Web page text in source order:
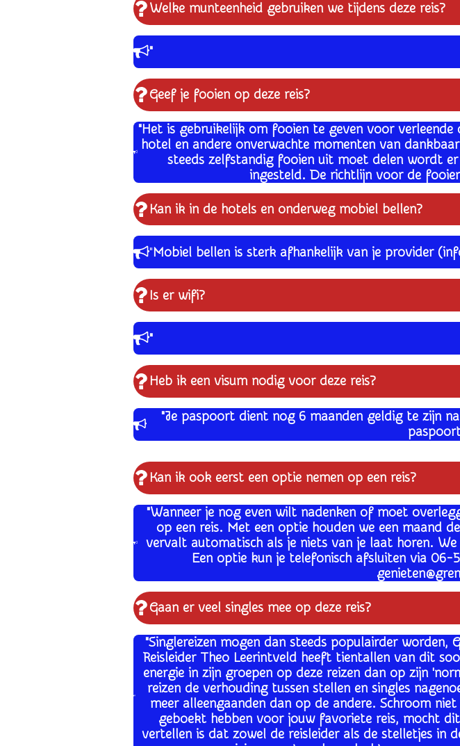
Welke munteenheid gebruiken we tijdens deze reis?
"
Geef je fooien op deze reis?
"Het is gebruikelijk om fooien te geven voor
hotel en andere onverwachte momenten van
steeds zelfstandig fooien uit moet delen wordt
ingesteld. De richtlijn voor de
Kan ik in de hotels en onderweg mobiel bellen?
"Mobiel bellen is sterk afhankelijk van je provider
Is er wifi?
"
Heb ik een visum nodig voor deze reis?
"Je paspoort dient nog 6 maanden geldig te zijn
Kan ik ook eerst een optie nemen op een reis?
"Wanneer je nog even wilt nadenken of moet
op een reis. Met een optie houden we een maand
vervalt automatisch als je niets van je laat horen.
Een optie kun je telefonisch afsluiten via 06-
Gaan er veel singles mee op deze reis?
"Singlereizen mogen dan steeds populairder worden,
Reisleider Theo Leerintveld heeft tientallen van dit
energie in zijn groepen op deze reizen dan op zijn
reizen de verhouding tussen stellen en singles
meer alleengaanden dan op de andere. Schroom
geboekt hebben voor jouw favoriete reis, mocht
vertellen is dat zowel de reisleider als de stelletjes in